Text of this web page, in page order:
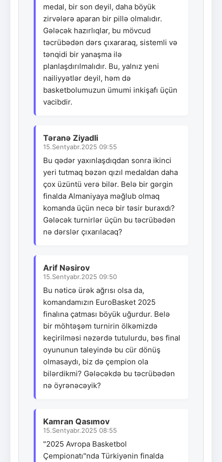
medal, bir son deyil, daha böyük
zirvələrə aparan bir pillə olmalıdır.
Gələcək hazırlıqlar, bu mövcud
təcrübədən dərs çıxararaq, sistemli və
tənqidi bir yanaşma ilə
planlaşdırılmalıdır. Bu, yalnız yeni
nailiyyətlər deyil, həm də
basketbolumuzun ümumi inkişafı üçün
vacibdir.
Təranə Ziyadli
15.Sentyabr.2025 09:55
Bu qədər yaxınlaşdıqdan sonra ikinci
yeri tutmaq bəzən qızıl medaldan daha
çox üzüntü verə bilər. Belə bir gərgin
finalda Almaniyaya məğlub olmaq
komanda üçün necə bir təsir buraxdı?
Gələcək turnirlər üçün bu təcrübədən
nə dərslər çıxarılacaq?
Arif Nəsirov
15.Sentyabr.2025 09:50
Bu nəticə ürək ağrısı olsa da,
komandamızın EuroBasket 2025
finalına çatması böyük uğurdur. Belə
bir möhtəşəm turnirin ölkəmizdə
keçirilməsi nəzərdə tutulurdu, bəs final
oyununun taleyində bu cür dönüş
olmasaydı, biz də çempion ola
bilərdikmi? Gələcəkdə bu təcrübədən
nə öyrənəcəyik?
Kamran Qasımov
15.Sentyabr.2025 08:55
"2025 Avropa Basketbol
Çempionatı"nda Türkiyənin finalda